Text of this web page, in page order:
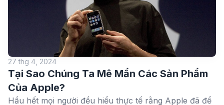
27 thg 4, 2024
Tại Sao Chúng Ta Mê Mẩn Các Sản Phẩm
Của Apple?
Hầu hết mọi người đều hiểu thực tế rằng Apple đã để